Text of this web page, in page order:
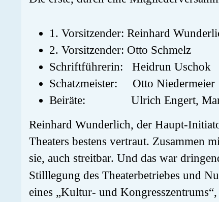
1. Vorsitzender: Reinhard
2. Vorsitzender: Otto Schmelz
Schriftführerin: Heidrun Uschok
Schatzmeister: Otto Niedermeier
Beiräte: Ulrich Engert,
Reinhard Wunderlich, der Haupt-
Theaters bestens vertraut. Zusammen
sie, auch streitbar. Und das war
Stilllegung des Theaterbetriebes und
eines „Kultur- und